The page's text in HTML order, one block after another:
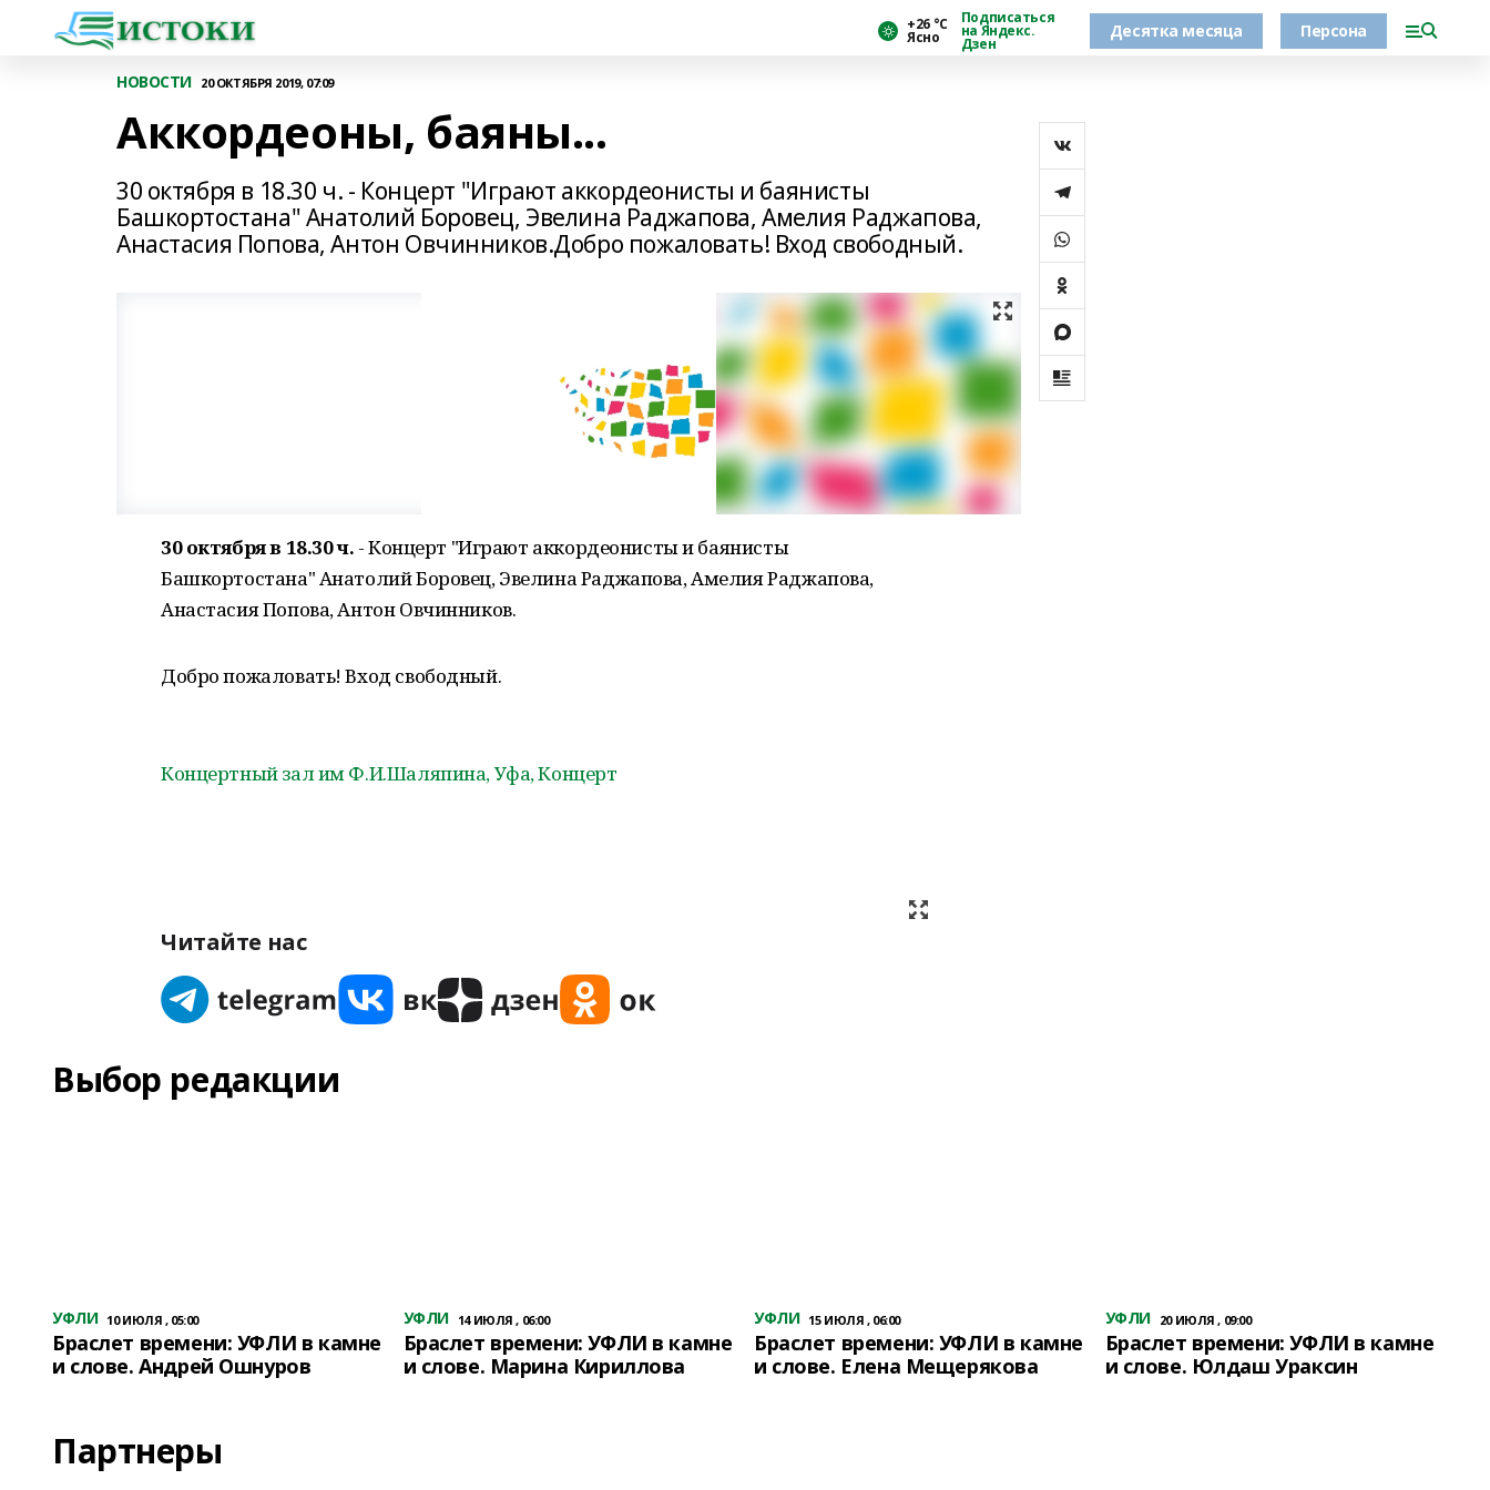
+26 °С
Ясно
Подписаться
на Яндекс.
Дзен
Десятка месяца Персона
НОВОСТИ 20 ОКТЯБРЯ 2019, 07:09
Аккордеоны, баяны...
30 октября в 18.30 ч. - Концерт "Играют аккордеонисты и баянисты
Башкортостана" Анатолий Боровец, Эвелина Раджапова, Амелия Раджапова,
Анастасия Попова, Антон Овчинников.Добро пожаловать! Вход свободный.
30 октября в 18.30 ч. - Концерт "Играют аккордеонисты и баянисты
Башкортостана" Анатолий Боровец, Эвелина Раджапова, Амелия Раджапова,
Анастасия Попова, Антон Овчинников.
Добро пожаловать! Вход свободный.
Концертный зал им Ф.И.Шаляпина, Уфа, Концерт
Читайте нас
Выбор редакции
УФЛИ 10 ИЮЛЯ , 05:00
Браслет времени: УФЛИ в камне
и слове. Андрей Ошнуров
УФЛИ 14 ИЮЛЯ , 06:00
Браслет времени: УФЛИ в камне
и слове. Марина Кириллова
УФЛИ 15 ИЮЛЯ , 06:00
Браслет времени: УФЛИ в камне
и слове. Елена Мещерякова
УФЛИ 20 ИЮЛЯ , 09:00
Браслет времени: УФЛИ в камне
и слове. Юлдаш Ураксин
Партнеры